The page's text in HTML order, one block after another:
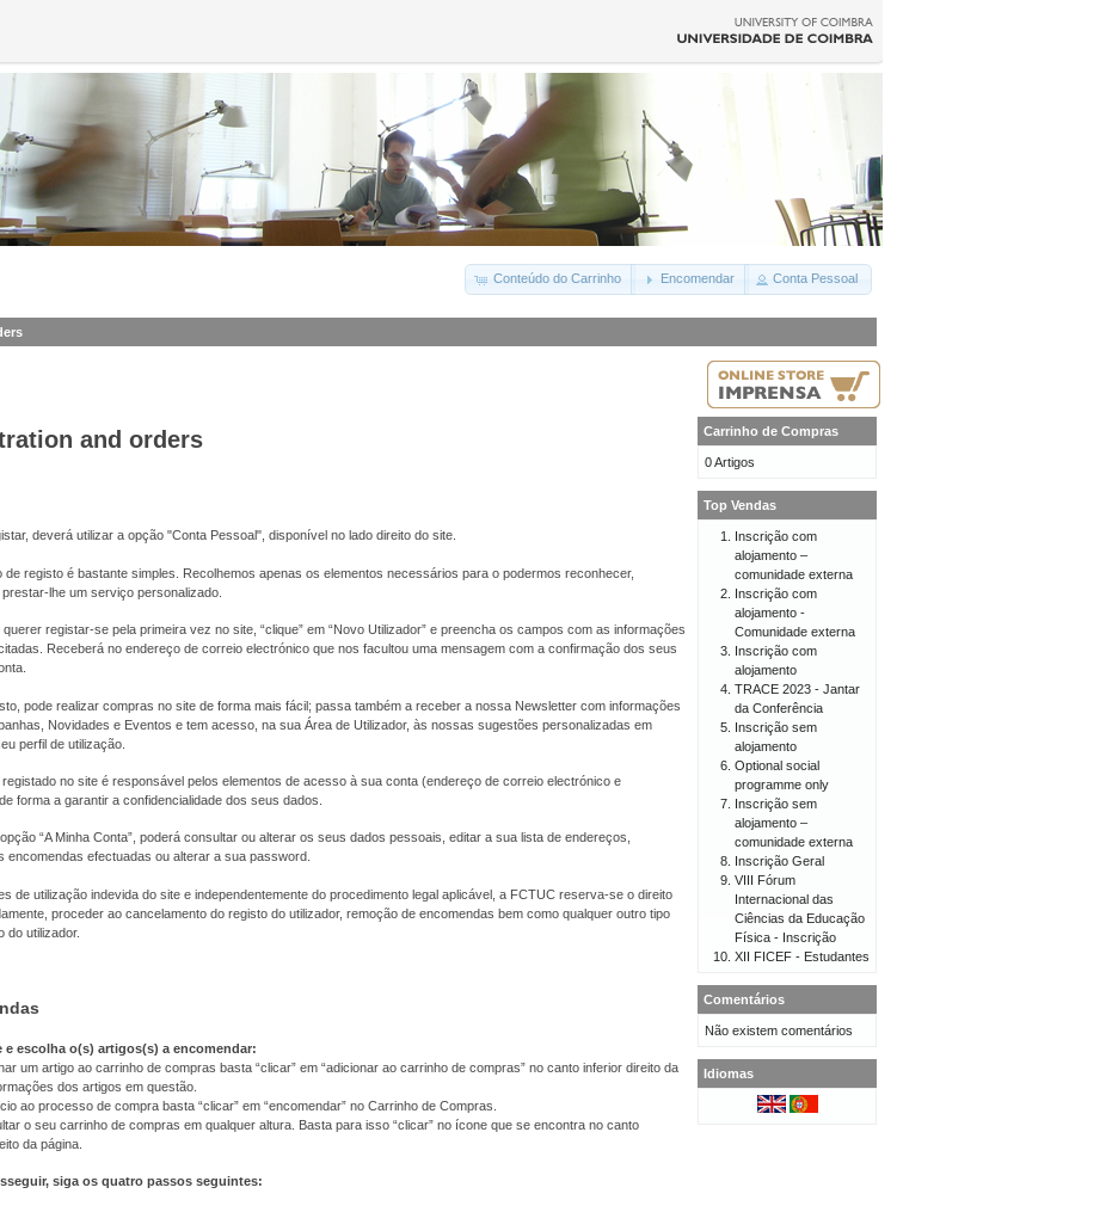
Conteúdo do Carrinho Encomendar Conta Pessoal
and orders
deverá utilizar a opção "Conta Pessoal", disponível no lado direito do site.
de registo é bastante simples. Recolhemos apenas os elementos necessários para o podermos reconhecer,
lhe um serviço personalizado.
registar-se pela primeira vez no site, “clique” em “Novo Utilizador” e preencha os campos com as informações
Receberá no endereço de correio electrónico que nos facultou uma mensagem com a confirmação dos seus
pode realizar compras no site de forma mais fácil; passa também a receber a nossa Newsletter com informações
Novidades e Eventos e tem acesso, na sua Área de Utilizador, às nossas sugestões personalizadas em
perfil de utilização.
no site é responsável pelos elementos de acesso à sua conta (endereço de correio electrónico e
forma a garantir a confidencialidade dos seus dados.
“A Minha Conta”, poderá consultar ou alterar os seus dados pessoais, editar a sua lista de endereços,
encomendas efectuadas ou alterar a sua password.
de utilização indevida do site e independentemente do procedimento legal aplicável, a FCTUC reserva-se o direito
proceder ao cancelamento do registo do utilizador, remoção de encomendas bem como qualquer outro tipo
do utilizador.
e escolha o(s) artigos(s) a encomendar:
um artigo ao carrinho de compras basta “clicar” em “adicionar ao carrinho de compras” no canto inferior direito da
dos artigos em questão.
ao processo de compra basta “clicar” em “encomendar” no Carrinho de Compras.
o seu carrinho de compras em qualquer altura. Basta para isso “clicar” no ícone que se encontra no canto
da página.
siga os quatro passos seguintes:
Carrinho de Compras
0 Artigos
Top Vendas
Inscrição com
alojamento –
comunidade externa
Inscrição com
alojamento -
Comunidade externa
Inscrição com
alojamento
TRACE 2023 - Jantar
da Conferência
Inscrição sem
alojamento
Optional social
programme only
Inscrição sem
alojamento –
comunidade externa
Inscrição Geral
VIII Fórum
Internacional das
Ciências da Educação
Física - Inscrição
XII FICEF - Estudantes
Comentários
Não existem comentários
Idiomas